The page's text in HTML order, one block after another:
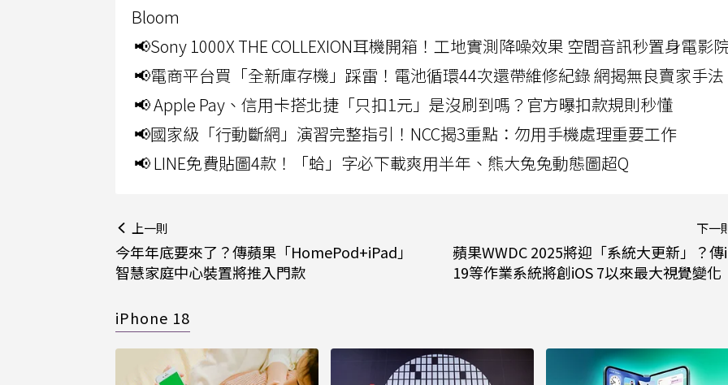
Bloom
📢Sony 1000X THE COLLEXION耳機開箱！工地實測降噪效果 空間音訊秒置身電影
📢電商平台買「全新庫存機」踩雷！電池循環44次還帶維修紀錄 網揭無良賣家手法
📢 Apple Pay、信用卡搭北捷「只扣1元」是沒刷到嗎？官方曝扣款規則秒懂
📢國家級「行動斷網」演習完整指引！NCC揭3重點：勿用手機處理重要工作
📢 LINE免費貼圖4款！「蛤」字必下載爽用半年、熊大兔兔動態圖超Q
上一則
今年年底要來了？傳蘋果「HomePod+iPad」
智慧家庭中心裝置將推入門款
下一
蘋果WWDC 2025將迎「系統大更新」？傳
19等作業系統將創iOS 7以來最大視覺變化
iPhone 18